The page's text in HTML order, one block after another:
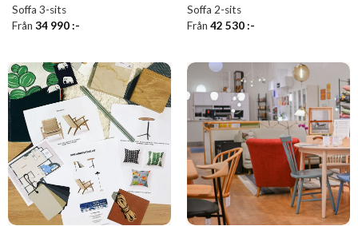
Soffa 3-sits
Från 34 990:-
Soffa 2-sits
Från 42 530:-